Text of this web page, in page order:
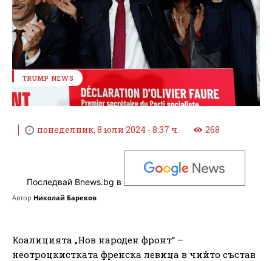
TRUMP NEWS
понеделник, 8 юли 2024 - 8:37 ч. 268
Последвай Bnews.bg в
Автор Николай Бареков
Коалицията „Нов народен фронт“ –
неотроцкистката френска левица в чийто състав